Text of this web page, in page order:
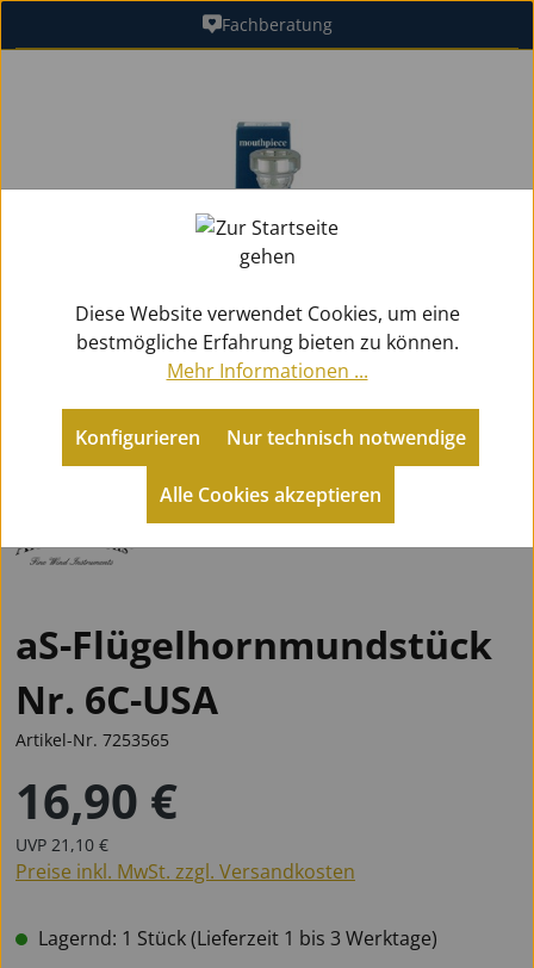
Zum Hauptinhalt springenFachberatung
Mundstücke Blech Flügelhörner
aS-Flügelhornmundstück
Nr. 6C-USA
Artikel-Nr. 7253565
Regulärer Preis:
16,90 €
UVP Regulärer Preis:
21,10 €
Preise inkl. MwSt. zzgl. Versandkosten
Lagernd: 1 Stück (Lieferzeit 1 bis 3 Werktage)
Diese Website verwendet Cookies, um eine
bestmögliche Erfahrung bieten zu können.
Mehr Informationen ...
Konfigurieren
Alle Cookies akzeptieren
Nur technisch notwendige